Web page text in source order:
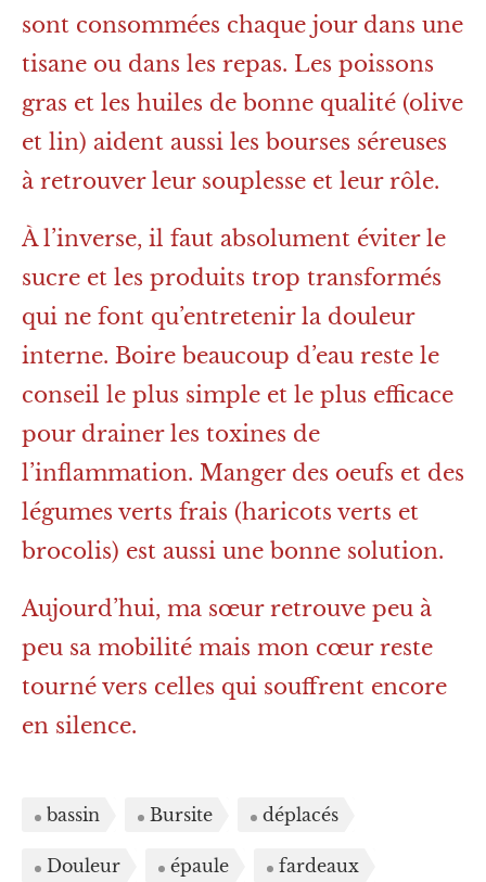
sont consommées chaque jour dans une
tisane ou dans les repas. Les poissons
gras et les huiles de bonne qualité (olive
et lin) aident aussi les bourses séreuses
à retrouver leur souplesse et leur rôle.
À l’inverse, il faut absolument éviter le
sucre et les produits trop transformés
qui ne font qu’entretenir la douleur
interne. Boire beaucoup d’eau reste le
conseil le plus simple et le plus efficace
pour drainer les toxines de
l’inflammation. Manger des oeufs et des
légumes verts frais (haricots verts et
brocolis) est aussi une bonne solution.
Aujourd’hui, ma sœur retrouve peu à
peu sa mobilité mais mon cœur reste
tourné vers celles qui souffrent encore
en silence.
bassin Bursite déplacés
Douleur épaule fardeaux